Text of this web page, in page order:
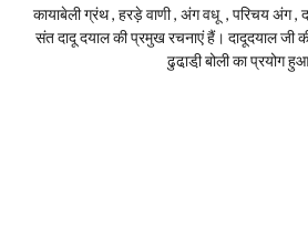
कायाबेली ग्रंथ , हरड़े वाणी , अंग वधू , परिचय अंग ,
संत दादू दयाल की प्रमुख रचनाएं हैं। दादूदयाल जी
ढुढा़डी़ बोली का प्रयोग